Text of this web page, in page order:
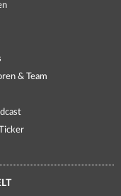
& Team